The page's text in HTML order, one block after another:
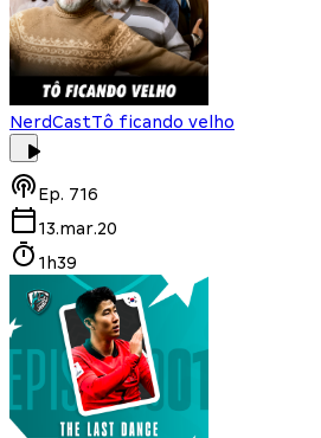
NerdCastTô ficando velho
Ep. 716
13.mar.20
1h39